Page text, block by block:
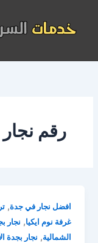
المحتوى
رقم
افضل نجار في جدة,
غرفة نوم ايكيا, نجار
الشمالية, نجار بجدة